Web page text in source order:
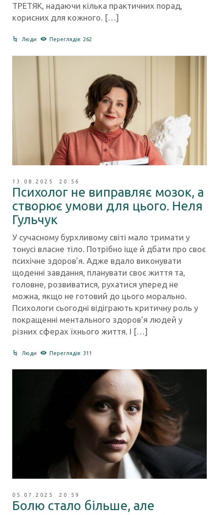
ТРЕТЯК, надаючи кілька практичних порад,
корисних для кожного. […]
Люди Переглядів: 262
13.08.2025 20:56
Психолог не виправляє мозок, а
створює умови для цього. Неля
Гульчук
У сучасному бурхливому світі мало тримати у
тонусі власне тіло. Потрібно іще й дбати про своє
психічне здоров’я. Адже вдало виконувати
щоденні завдання, планувати своє життя та,
головне, розвиватися, рухатися уперед не
можна, якщо не готовий до цього морально.
Психологи сьогодні відіграють критичну роль у
покращенні ментального здоров’я людей у
різних сферах їхнього життя. І […]
Люди Переглядів: 311
05.07.2025 20:59
Болю стало більше, але